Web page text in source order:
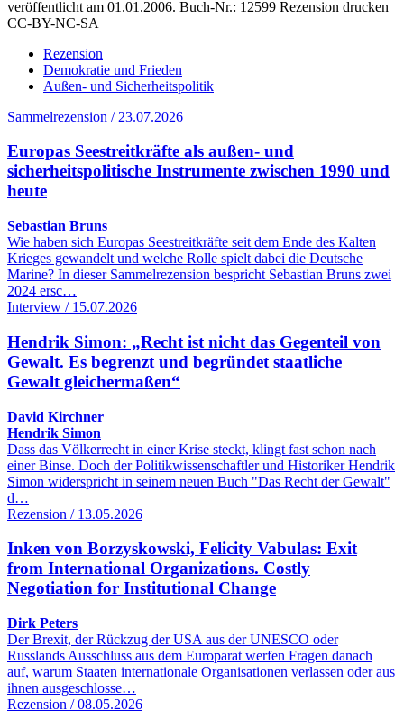
veröffentlicht am 01.01.2006. Buch-Nr.: 12599 Rezension drucken
CC-BY-NC-SA
Rezension
Demokratie und Frieden
Außen- und Sicherheitspolitik
Sammelrezension / 23.07.2026
Europas Seestreitkräfte als außen- und
sicherheitspolitische Instrumente zwischen 1990 und
heute
Sebastian Bruns
Wie haben sich Europas Seestreitkräfte seit dem Ende des Kalten
Krieges gewandelt und welche Rolle spielt dabei die Deutsche
Marine? In dieser Sammelrezension bespricht Sebastian Bruns zwei
2024 ersc…
Interview / 15.07.2026
Hendrik Simon: „Recht ist nicht das Gegenteil von
Gewalt. Es begrenzt und begründet staatliche
Gewalt gleichermaßen“
David Kirchner
Hendrik Simon
Dass das Völkerrecht in einer Krise steckt, klingt fast schon nach
einer Binse. Doch der Politikwissenschaftler und Historiker Hendrik
Simon widerspricht in seinem neuen Buch "Das Recht der Gewalt"
d…
Rezension / 13.05.2026
Inken von Borzyskowski, Felicity Vabulas: Exit
from International Organizations. Costly
Negotiation for Institutional Change
Dirk Peters
Der Brexit, der Rückzug der USA aus der UNESCO oder
Russlands Ausschluss aus dem Europarat werfen Fragen danach
auf, warum Staaten internationale Organisationen verlassen oder aus
ihnen ausgeschlosse…
Rezension / 08.05.2026